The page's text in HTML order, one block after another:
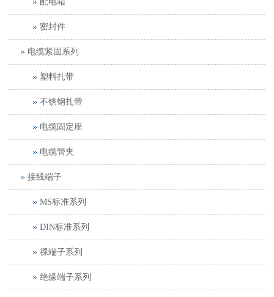
密封件
电缆紧固系列
塑料扎带
不锈钢扎带
电缆固定座
电缆管夹
接线端子
MS标准系列
DIN标准系列
祼端子系列
绝缘端子系列